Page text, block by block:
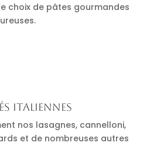
choix de pâtes gourmandes
italiennes
nos lasagnes, cannelloni,
et de nombreuses autres